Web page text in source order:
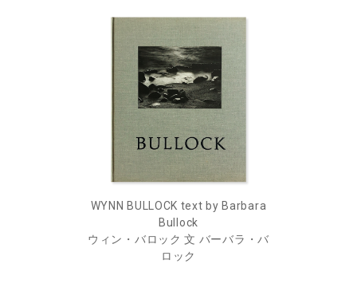
WYNN BULLOCK text by Barbara
Bullock
ウィン・バロック 文 バーバラ・バ
ロック